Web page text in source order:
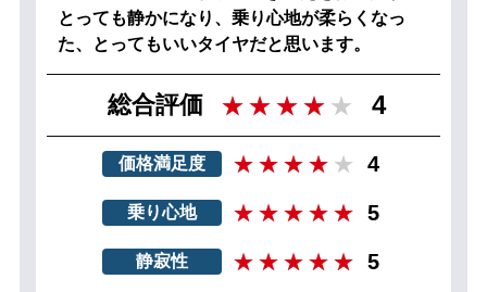
とっても静かになり、乗り心地が柔らくなっ
た、とってもいいタイヤだと思います。
総合評価 4
価格満足度 4
乗り心地 5
静寂性 5